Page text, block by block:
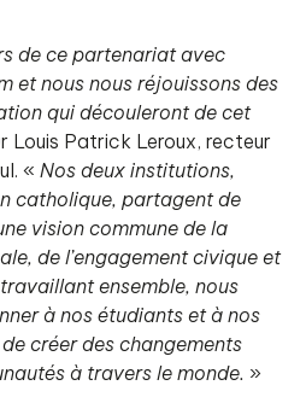
de ce partenariat avec
et nous nous réjouissons des
qui découleront de cet
Louis Patrick Leroux, recteur
« Nos deux institutions,
catholique, partagent de
vision commune de la
de l’engagement civique et
ensemble, nous
à nos étudiants et à nos
créer des changements
à travers le monde. »